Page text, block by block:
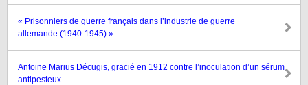
« Prisonniers de guerre français dans l’industrie de guerre
allemande (1940-1945) »
Antoine Marius Décugis, gracié en 1912 contre l’inoculation d’un sérum
antipesteux